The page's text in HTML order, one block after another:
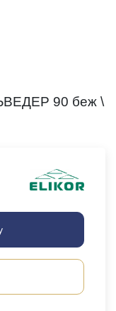
90 беж \